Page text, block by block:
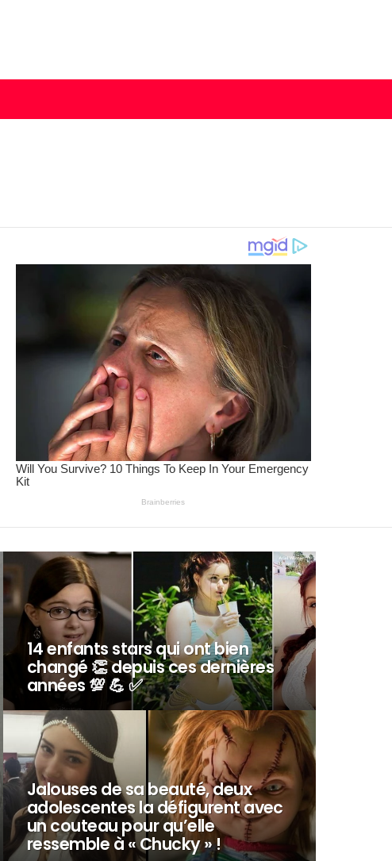
14 enfants stars qui ont bien
changé 👏 depuis ces dernières
années 💯 💪 ✅
Jalouses de sa beauté, deux
adolescentes la défigurent avec
un couteau pour qu’elle
ressemble à « Chucky » !